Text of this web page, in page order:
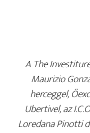
A The
Maurizio
herceggel,
Ubertivel, az
Loredana Pinotti